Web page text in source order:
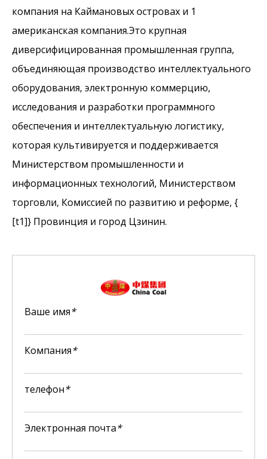
компания на Каймановых островах и 1
американская компания.Это крупная
диверсифицированная промышленная группа,
объединяющая производство интеллектуального
оборудования, электронную коммерцию,
исследования и разработки программного
обеспечения и интеллектуальную логистику,
которая культивируется и поддерживается
Министерством промышленности и
информационных технологий, Министерством
торговли, Комиссией по развитию и реформе, {
[t1]} Провинция и город Цзинин.
*
Ваше имя
*
Компания
*
телефон
*
Электронная почта